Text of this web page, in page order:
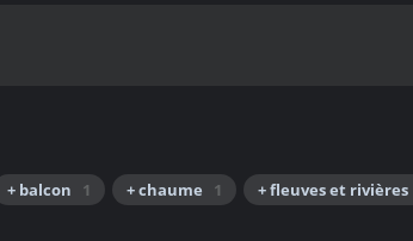
+ balcon 1 + chaume 1 + fleuves et rivières